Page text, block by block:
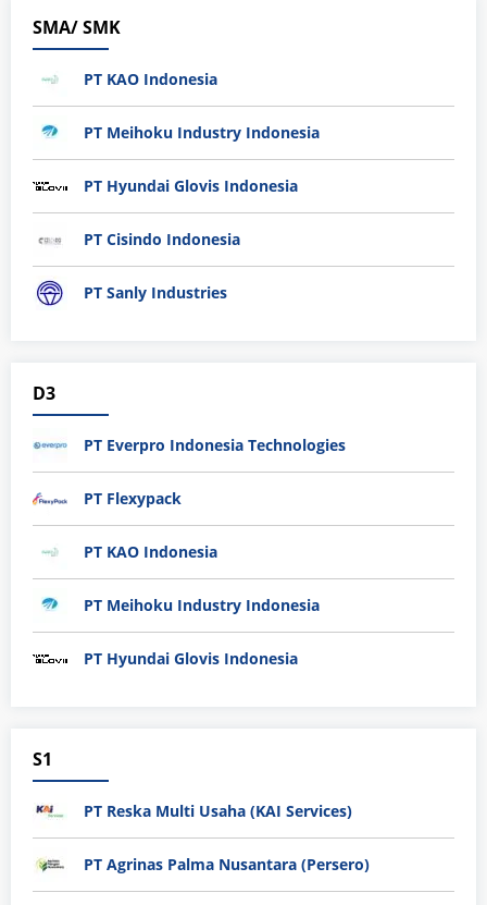
SMA/ SMK
PT KAO Indonesia
PT Meihoku Industry Indonesia
PT Hyundai Glovis Indonesia
PT Cisindo Indonesia
PT Sanly Industries
D3
PT Everpro Indonesia Technologies
PT Flexypack
PT KAO Indonesia
PT Meihoku Industry Indonesia
PT Hyundai Glovis Indonesia
S1
PT Reska Multi Usaha (KAI Services)
PT Agrinas Palma Nusantara (Persero)